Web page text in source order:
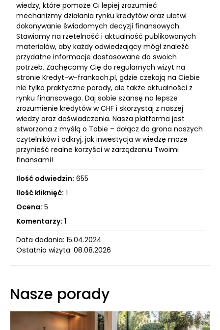
wiedzy, które pomoże Ci lepiej zrozumieć
mechanizmy działania rynku kredytów oraz ułatwi
dokonywanie świadomych decyzji finansowych.
Stawiamy na rzetelność i aktualność publikowanych
materiałów, aby każdy odwiedzający mógł znaleźć
przydatne informacje dostosowane do swoich
potrzeb. Zachęcamy Cię do regularnych wizyt na
stronie Kredyt-w-frankach.pl, gdzie czekają na Ciebie
nie tylko praktyczne porady, ale także aktualności z
rynku finansowego. Daj sobie szansę na lepsze
zrozumienie kredytów w CHF i skorzystaj z naszej
wiedzy oraz doświadczenia. Nasza platforma jest
stworzona z myślą o Tobie – dołącz do grona naszych
czytelników i odkryj, jak inwestycja w wiedzę może
przynieść realne korzyści w zarządzaniu Twoimi
finansami!
Ilość odwiedzin: 655
Ilość kliknięć: 1
Ocena: 5
Komentarzy: 1
Data dodania: 15.04.2024
Ostatnia wizyta: 08.08.2026
Nasze porady